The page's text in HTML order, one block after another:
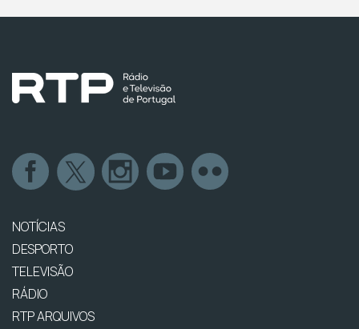
NOTÍCIAS
DESPORTO
TELEVISÃO
RÁDIO
RTP ARQUIVOS